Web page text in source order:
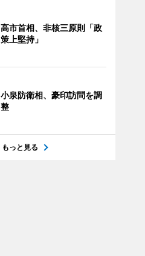
高市首相、非核三原則「政
策上堅持」
小泉防衛相、豪印訪問を調
整
もっと見る